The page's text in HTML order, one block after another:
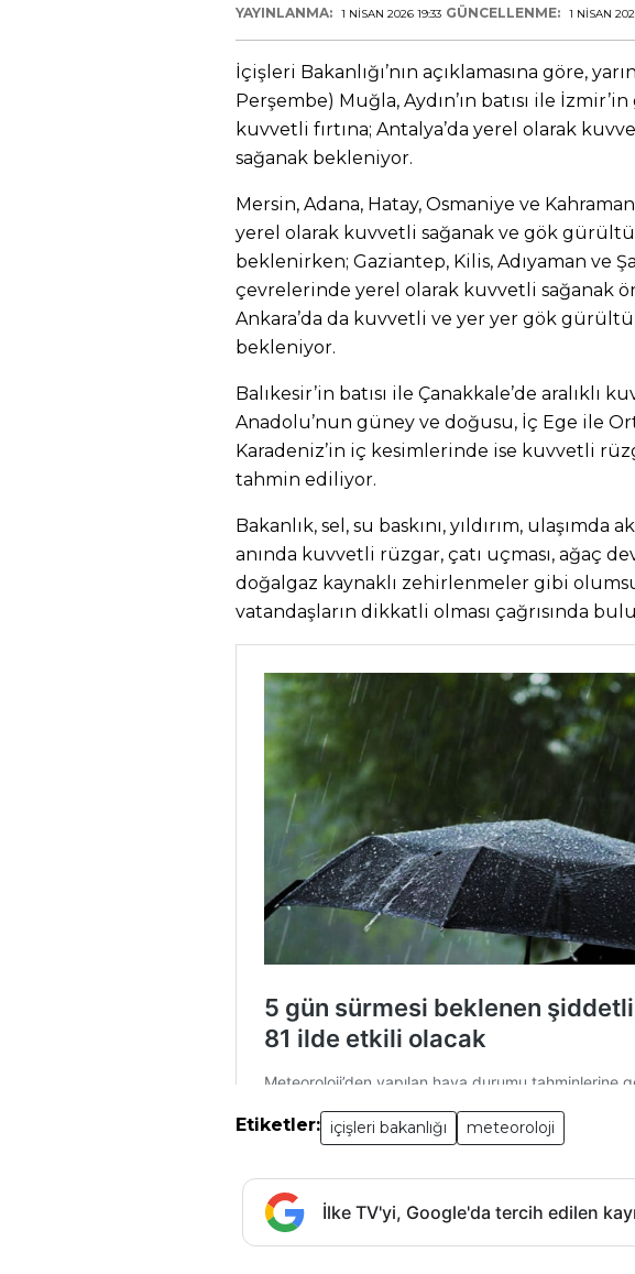
YAYINLANMA: 1 NISAN 2026 19:33 GÜNCELLENME: 1 NISAN
İçişleri Bakanlığı’nın açıklamasına göre,
Perşembe) Muğla, Aydın’ın batısı ile
kuvvetli fırtına; Antalya’da yerel olarak
sağanak bekleniyor.
Mersin, Adana, Hatay, Osmaniye ve
yerel olarak kuvvetli sağanak ve gök
beklenirken; Gaziantep, Kilis, Adıyaman ve
çevrelerinde yerel olarak kuvvetli sağanak
Ankara’da da kuvvetli ve yer yer gök
bekleniyor.
Balıkesir’in batısı ile Çanakkale’de aralıklı
Anadolu’nun güney ve doğusu, İç Ege ile
Karadeniz’in iç kesimlerinde ise kuvvetli
tahmin ediliyor.
Bakanlık, sel, su baskını, yıldırım, ulaşımda
anında kuvvetli rüzgar, çatı uçması, ağaç
doğalgaz kaynaklı zehirlenmeler gibi
vatandaşların dikkatli olması çağrısında
Etiketler: içişleri bakanlığı meteoroloji
İlke TV'yi, Google'da tercih edilen